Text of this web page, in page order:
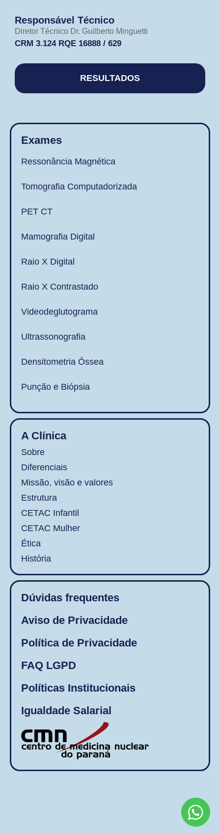
Responsável Técnico
Diretor Técnico Dr. Guilberto Minguetti
CRM 3.124 RQE 16888 / 629​
RESULTADOS
Exames
Ressonância Magnética
Tomografia Computadorizada
PET CT
Mamografia Digital
Raio X Digital
Raio X Contrastado
Videodeglutograma
Ultrassonografia
Densitometria Óssea
Punção e Biópsia
A Clínica
Sobre
Diferenciais
Missão, visão e valores
Estrutura
CETAC Infantil
CETAC Mulher
Ética
História
Dúvidas frequentes
Aviso de Privacidade
Política de Privacidade
FAQ LGPD
Políticas Institucionais
Igualdade Salarial